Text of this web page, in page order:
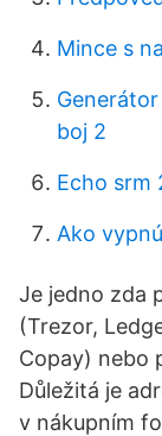
Mince s
boj 2
Echo srm
Ako
Je jedno zda
(Trezor,
Copay) nebo
Důležitá je
v nákupním